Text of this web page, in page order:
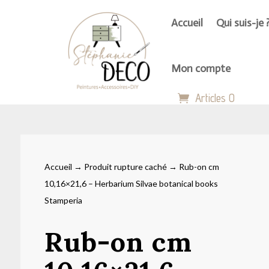
Accueil Qui suis-je
Mon compte
Articles 0
Accueil → Produit rupture caché→ Rub-on cm
10,16×21,6 – Herbarium Silvae botanical books
Stamperia
Rub-on cm